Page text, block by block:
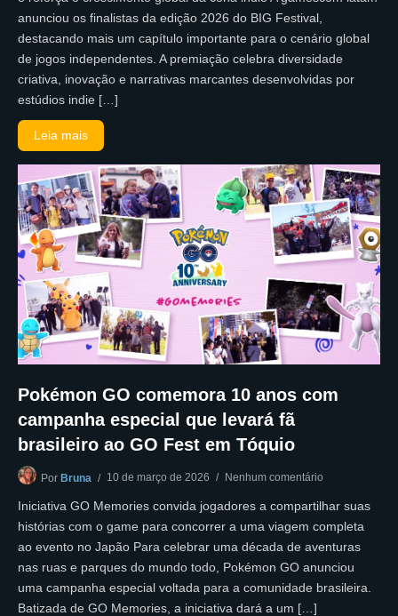
anunciou os finalistas da edição 2026 do BIG Festival,
destacando mais um capítulo importante para o cenário global
de jogos independentes. A premiação celebra diversidade
criativa, inovação e narrativas marcantes desenvolvidas por
estúdios indie […]
Leia mais
Pokémon GO comemora 10 anos com
campanha especial que levará fã
brasileiro ao GO Fest em Tóquio
Por Bruna 10 de março de 2026 Nenhum comentário
Iniciativa GO Memories convida jogadores a compartilhar suas
histórias com o game para concorrer a uma viagem completa
ao evento no Japão Para celebrar uma década de aventuras
nas ruas e parques do mundo todo, Pokémon GO anunciou
uma campanha especial voltada para a comunidade brasileira.
Batizada de GO Memories, a iniciativa dará a um […]